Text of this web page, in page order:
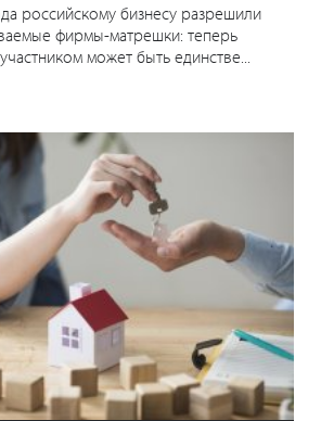
российскому бизнесу разрешили
фирмы-матрешки: теперь
может быть единстве...